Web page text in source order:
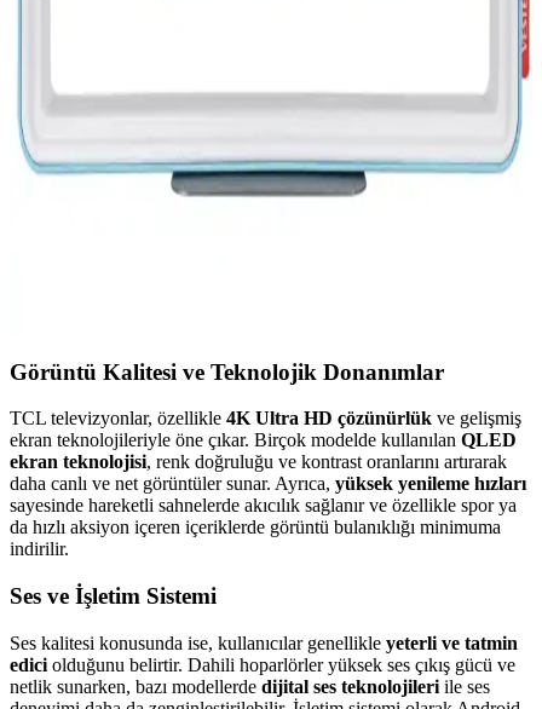
Samsung Smart TV'de kanal ayarlama işlemi, doğru adımlar ve
ayarlarla hızlıca tamamlanır. Bölge ve ülke ayarları, otomatik tarama
ve bağlantı kontrolleriyle sorunsuz izleme sağlayın.
Vestel Mobil TV: Taşınabilir ve Kablosuz Teknoloji
Görüntü Kalitesi ve Teknolojik Donanımlar
TCL televizyonlar, özellikle 4K Ultra HD çözünürlük ve gelişmiş
ekran teknolojileriyle öne çıkar. Birçok modelde kullanılan QLED
ekran teknolojisi, renk doğruluğu ve kontrast oranlarını artırarak
daha canlı ve net görüntüler sunar. Ayrıca, yüksek yenileme hızları
sayesinde hareketli sahnelerde akıcılık sağlanır ve özellikle spor ya
da hızlı aksiyon içeren içeriklerde görüntü bulanıklığı minimuma
indirilir.
Ses ve İşletim Sistemi
Ses kalitesi konusunda ise, kullanıcılar genellikle yeterli ve tatmin
edici olduğunu belirtir. Dahili hoparlörler yüksek ses çıkış gücü ve
netlik sunarken, bazı modellerde dijital ses teknolojileri ile ses